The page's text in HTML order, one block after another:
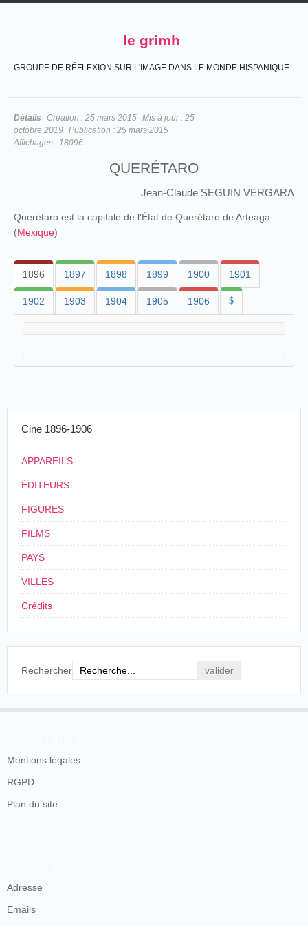
le grimh
GROUPE DE RÉFLEXION SUR L'IMAGE DANS LE MONDE HISPANIQUE
Détails Création : 25 mars 2015 Mis à jour : 25
octobre 2019 Publication : 25 mars 2015
Affichages : 18096
QUERÉTARO
Jean-Claude SEGUIN VERGARA
Querétaro est la capitale de l'État de Querétaro de Arteaga
(Mexique)
1896 1897 1898 1899 1900 1901
1902 1903 1904 1905 1906 $
Cine 1896-1906
APPAREILS
ÉDITEURS
FIGURES
FILMS
PAYS
VILLES
Crédits
Rechercher
Mentions légales
RGPD
Plan du site
Adresse
Emails